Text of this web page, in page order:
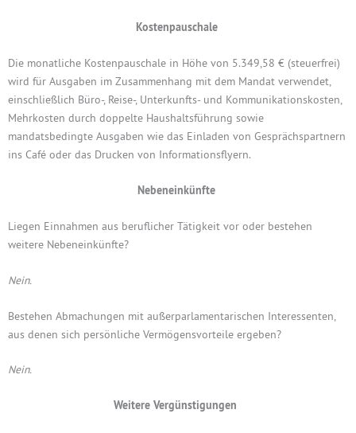
Kostenpauschale
Die monatliche Kostenpauschale in Höhe von 5.349,58 € (steuerfrei)
wird für Ausgaben im Zusammenhang mit dem Mandat verwendet,
einschließlich Büro-, Reise-, Unterkunfts- und Kommunikationskosten,
Mehrkosten durch doppelte Haushaltsführung sowie
mandatsbedingte Ausgaben wie das Einladen von Gesprächspartnern
ins Café oder das Drucken von Informationsflyern.
Nebeneinkünfte
Liegen Einnahmen aus beruflicher Tätigkeit vor oder bestehen
weitere Nebeneinkünfte?
Nein.
Bestehen Abmachungen mit außerparlamentarischen Interessenten,
aus denen sich persönliche Vermögensvorteile ergeben?
Nein.
Weitere Vergünstigungen